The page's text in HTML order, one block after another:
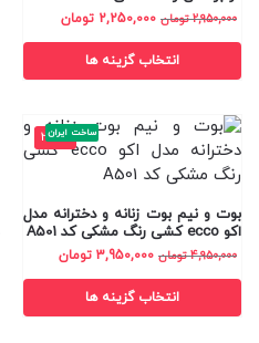
2,950,000 تومان 2,250,000 تومان
انتخاب گزینه ها
-20%
بوت و نیم بوت زنانه و دخترانه مدل
اکو ecco کشی رنگ مشکی کد A501
4,950,000 تومان 3,950,000 تومان
ساخت ایران
انتخاب گزینه ها